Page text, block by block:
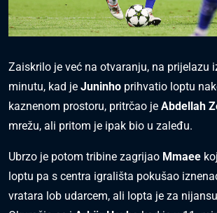
Zaiskrilo je već na otvaranju, na prijelazu
minutu, kad je Juninho prihvatio loptu
kaznenom prostoru, pritrčao je Abdellah
mrežu, ali pritom je ipak bio u zaleđu.
Ubrzo je potom tribine zagrijao Mmaee
loptu pa s centra igrališta pokušao
vratara lob udarcem, ali lopta je za